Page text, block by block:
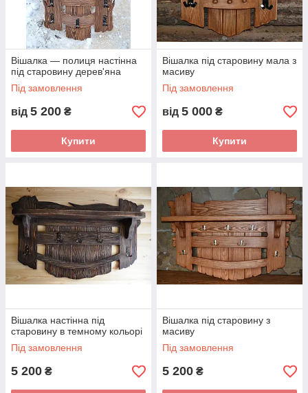
Вішалка — полиця настінна
під старовину дерев'яна
Під замовлення
від 5 200 ₴
Купити
Вішалка під старовину мала з
масиву
Під замовлення
від 5 000 ₴
Купити
Вішалка настінна під
старовину в темному кольорі
Під замовлення
5 200 ₴
Вішалка під старовину з
масиву
Під замовлення
5 200 ₴